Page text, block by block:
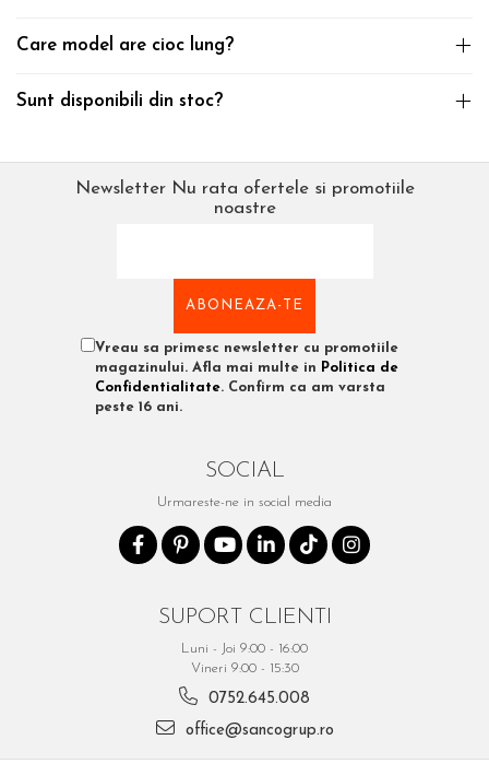
Care model are cioc lung?
Sunt disponibili din stoc?
Newsletter Nu rata ofertele si promotiile
noastre
Vreau sa primesc newsletter cu promotiile
magazinului. Afla mai multe in Politica de
Confidentialitate. Confirm ca am varsta
peste 16 ani.
SOCIAL
Urmareste-ne in social media
SUPORT CLIENTI
Luni - Joi 9:00 - 16:00
Vineri 9:00 - 15:30
0752.645.008
office@sancogrup.ro